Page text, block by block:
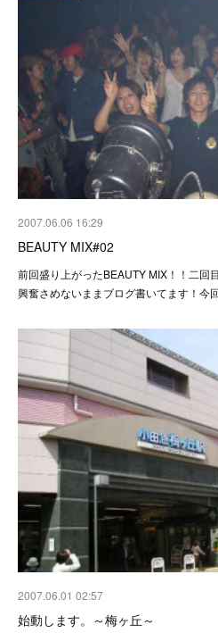
2007.06.06 16:29
BEAUTY MIX#02
前回盛り上がったBEAUTY MIX！！二回
興奮さめないままブログ書いてます！
2007.06.01 02:57
始動します。～梅ヶ丘～